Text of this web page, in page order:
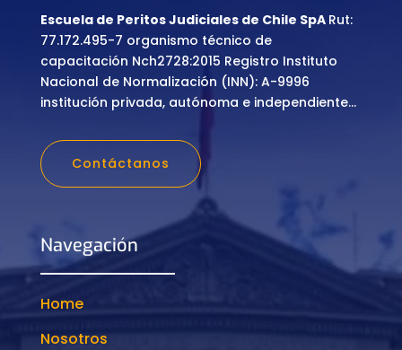
Escuela de Peritos Judiciales de Chile SpA Rut:
77.172.495-7 organismo técnico de
capacitación Nch2728:2015 Registro Instituto
Nacional de Normalización (INN): A-9996
institución privada, autónoma e independiente…
Contáctanos
Navegación
Home
Nosotros